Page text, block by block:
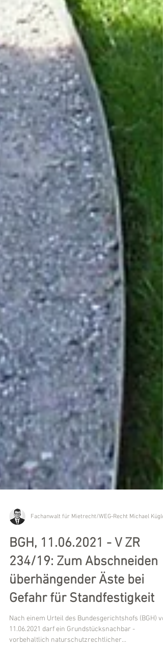
Fachanwalt für Mietrecht/WEG-Recht Michael
BGH, 11.06.2021 - V ZR
234/19: Zum Abschneiden
überhängender Äste bei
Gefahr für Standfestigkeit